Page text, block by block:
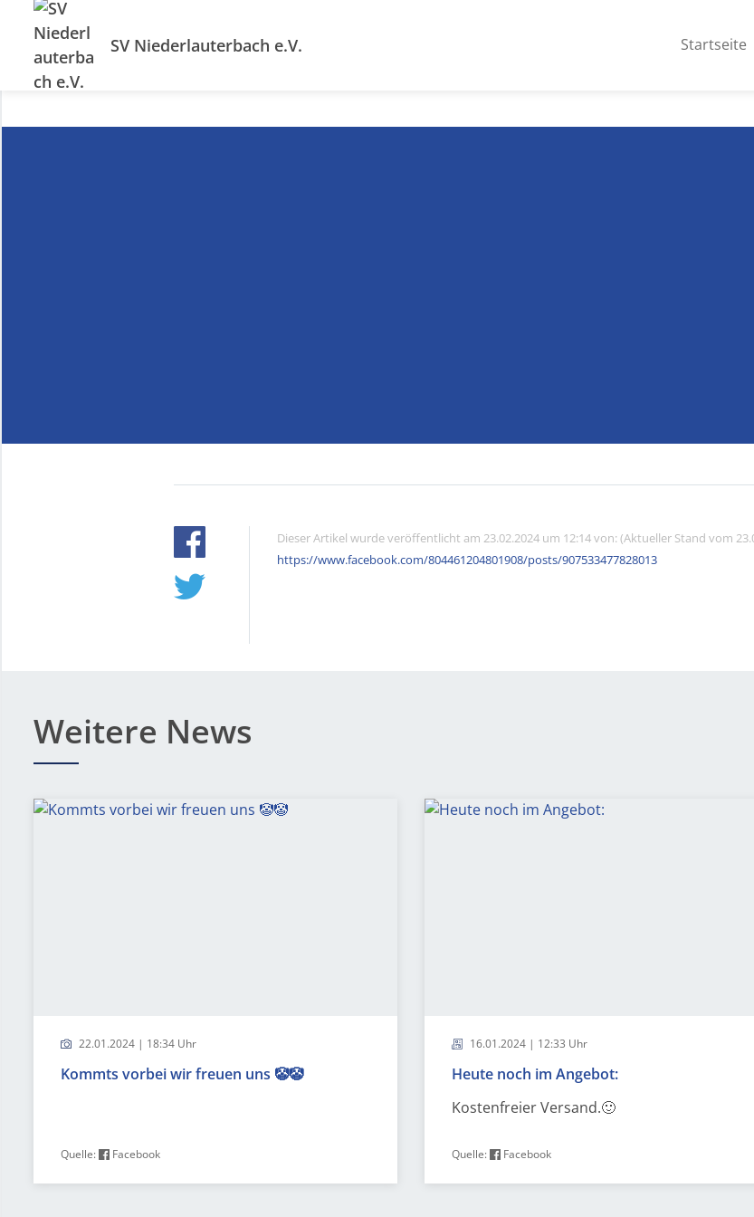
SV Niederlauterbach e.V. Startseite
Dieser Artikel wurde veröffentlicht am 23.02.2024 um 12:14 von: (Aktueller Stand vom
https://www.facebook.com/804461204801908/posts/907533477828013
Weitere News
22.01.2024 | 18:34 Uhr
Kommts vorbei wir freuen uns 🤡🤡
Quelle: Facebook
16.01.2024 | 12:33 Uhr
Heute noch im Angebot:
Kostenfreier Versand.🙂
Quelle: Facebook